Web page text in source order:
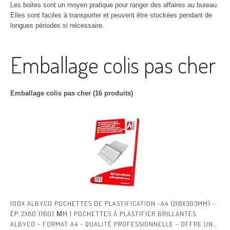
Les boites sont un moyen pratique pour ranger des affaires au bureau.
Elles sont faciles à transporter et peuvent être stockées pendant de
longues périodes si nécessaire.
Emballage colis pas cher
Emballage colis pas cher (16 produits)
100X ALBYCO POCHETTES DE PLASTIFICATION -A4 (216X303MM) -
ÉP. 2X80 (160) ΜM | POCHETTES À PLASTIFIER BRILLANTES
ALBYCO - FORMAT A4 - QUALITÉ PROFESSIONNELLE - OFFRE UNE